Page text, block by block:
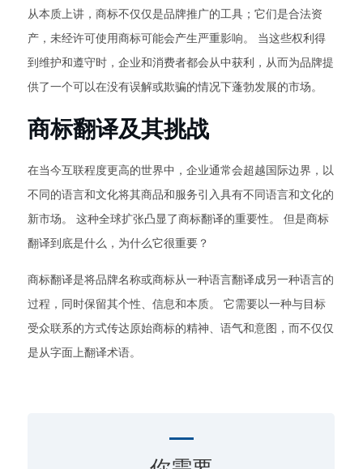
从本质上讲，商标不仅仅是品牌推广的工具；它们是合法资
产，未经许可使用商标可能会产生严重影响。 当这些权利得
到维护和遵守时，企业和消费者都会从中获利，从而为品牌提
供了一个可以在没有误解或欺骗的情况下蓬勃发展的市场。
商标翻译及其挑战
在当今互联程度更高的世界中，企业通常会超越国际边界，以
不同的语言和文化将其商品和服务引入具有不同语言和文化的
新市场。 这种全球扩张凸显了商标翻译的重要性。 但是商标
翻译到底是什么，为什么它很重要？
商标翻译是将品牌名称或商标从一种语言翻译成另一种语言的
过程，同时保留其个性、信息和本质。 它需要以一种与目标
受众联系的方式传达原始商标的精神、语气和意图，而不仅仅
是从字面上翻译术语。